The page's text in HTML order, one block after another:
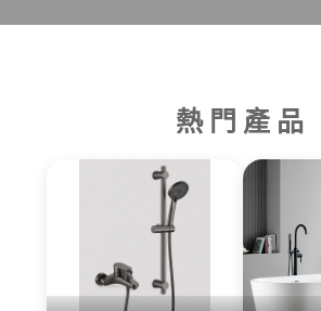
熱門產品